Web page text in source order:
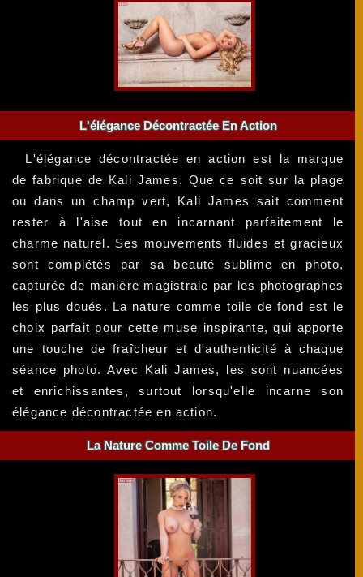
L'élégance Décontractée En Action
L'élégance décontractée en action est la marque
de fabrique de Kali James. Que ce soit sur la plage
ou dans un champ vert, Kali James sait comment
rester à l'aise tout en incarnant parfaitement le
charme naturel. Ses mouvements fluides et gracieux
sont complétés par sa beauté sublime en photo,
capturée de manière magistrale par les photographes
les plus doués. La nature comme toile de fond est le
choix parfait pour cette muse inspirante, qui apporte
une touche de fraîcheur et d'authenticité à chaque
séance photo. Avec Kali James, les sont nuancées
et enrichissantes, surtout lorsqu'elle incarne son
élégance décontractée en action.
La Nature Comme Toile De Fond